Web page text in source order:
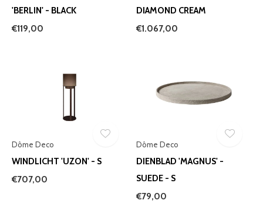
'BERLIN' - BLACK
€119,00
DIAMOND CREAM
€1.067,00
Dôme Deco
WINDLICHT 'UZON' - S
€707,00
Dôme Deco
DIENBLAD 'MAGNUS' -
SUEDE - S
€79,00